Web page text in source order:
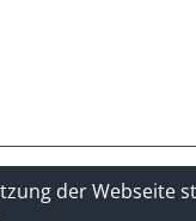
der Webseite